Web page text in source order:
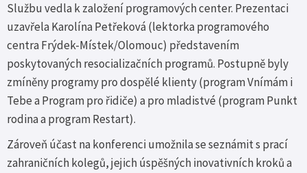
Službu vedla k založení programových center. Prezentaci
uzavřela Karolína Petřeková (lektorka programového
centra Frýdek-Místek/Olomouc) představením
poskytovaných resocializačních programů. Postupně byly
zmíněny programy pro dospělé klienty (program Vnímám i
Tebe a Program pro řidiče) a pro mladistvé (program Punkt
rodina a program Restart).
Zároveň účast na konferenci umožnila se seznámit s prací
zahraničních kolegů, jejich úspěšných inovativních kroků a